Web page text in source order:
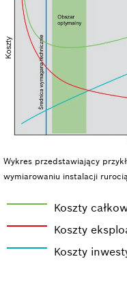
Wykres przedstawiający
wymiarowaniu instalacji
Koszty
Koszty
Koszty